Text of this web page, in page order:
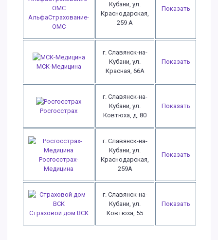
АльфаСтрахование-
ОМС
Кубани, ул.
Краснодарская,
259 А
Показать
МСК-Медицина
г. Славянск-на-
Кубани, ул.
Красная, 66А
Показать
Росгосстрах
г. Славянск-на-
Кубани, ул.
Ковтюха, д. 80
Показать
Росгосстрах-
Медицина
г. Славянск-на-
Кубани, ул.
Краснодарская,
259А
Показать
Страховой дом ВСК
г. Славянск-на-
Кубани, ул.
Ковтюха, 55
Показать